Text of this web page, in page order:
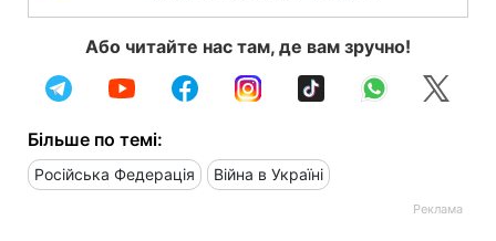
Або читайте нас там, де вам зручно!
Більше по темі:
Російська Федерація Війна в Україні